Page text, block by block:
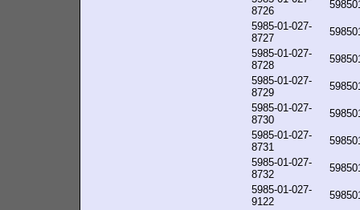
8726
5985-01-027-
8727
5985-01-027-
8728
5985-01-027-
8729
5985-01-027-
8730
5985-01-027-
8731
5985-01-027-
8732
5985-01-027-
9122